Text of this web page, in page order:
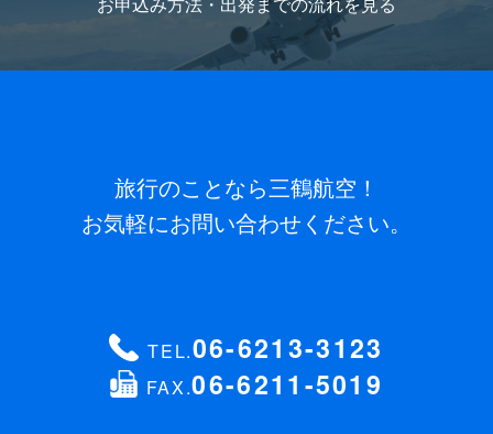
旅行のことなら三鶴航空！
お気軽にお問い合わせください。
TEL.06-6213-3123
FAX.06-6211-5019